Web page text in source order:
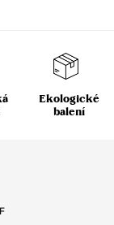
Ekologické
balení